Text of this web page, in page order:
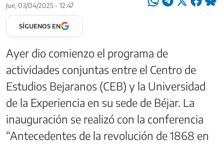
Jue, 03/04/2025 - 12:47
SÍGUENOS EN
Ayer dio comienzo el programa de
actividades conjuntas entre el Centro de
Estudios Bejaranos (CEB) y la Universidad
de la Experiencia en su sede de Béjar. La
inauguración se realizó con la conferencia
“Antecedentes de la revolución de 1868 en